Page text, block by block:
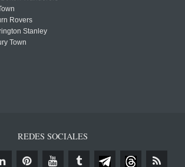
Rovers
Stanley
Town
REDES SOCIALES